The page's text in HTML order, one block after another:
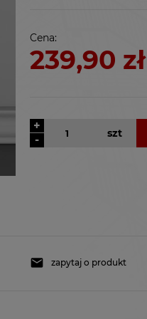
Cena:
239,90 zł
-
+
szt
zapytaj o produkt